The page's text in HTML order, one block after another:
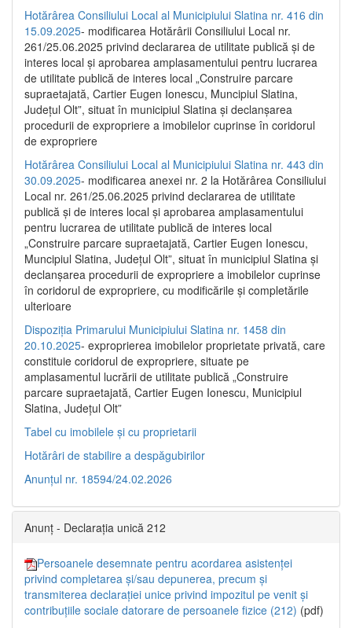
Hotărârea Consiliului Local al Municipiului Slatina nr. 416 din
15.09.2025- modificarea Hotărârii Consiliului Local nr.
261/25.06.2025 privind declararea de utilitate publică și de
interes local și aprobarea amplasamentului pentru lucrarea
de utilitate publică de interes local „Construire parcare
supraetajată, Cartier Eugen Ionescu, Muncipiul Slatina,
Județul Olt”, situat în municipiul Slatina și declanșarea
procedurii de expropriere a imobilelor cuprinse în coridorul
de expropriere
Hotărârea Consiliului Local al Municipiului Slatina nr. 443 din
30.09.2025- modificarea anexei nr. 2 la Hotărârea Consiliului
Local nr. 261/25.06.2025 privind declararea de utilitate
publică şi de interes local şi aprobarea amplasamentului
pentru lucrarea de utilitate publică de interes local
„Construire parcare supraetajată, Cartier Eugen Ionescu,
Muncipiul Slatina, Judeţul Olt”, situat în municipiul Slatina şi
declanşarea procedurii de expropriere a imobilelor cuprinse
în coridorul de expropriere, cu modificările şi completările
ulterioare
Dispoziția Primarului Municipiului Slatina nr. 1458 din
20.10.2025- exproprierea imobilelor proprietate privată, care
constituie coridorul de expropriere, situate pe
amplasamentul lucrării de utilitate publică „Construire
parcare supraetajată, Cartier Eugen Ionescu, Municipiul
Slatina, Județul Olt”
Tabel cu imobilele și cu proprietarii
Hotărâri de stabilire a despăgubirilor
Anunțul nr. 18594/24.02.2026
Anunț - Declarația unică 212
Persoanele desemnate pentru acordarea asistenței
privind completarea și/sau depunerea, precum și
transmiterea declarației unice privind impozitul pe venit și
contribuțiile sociale datorare de persoanele fizice (212) (pdf)